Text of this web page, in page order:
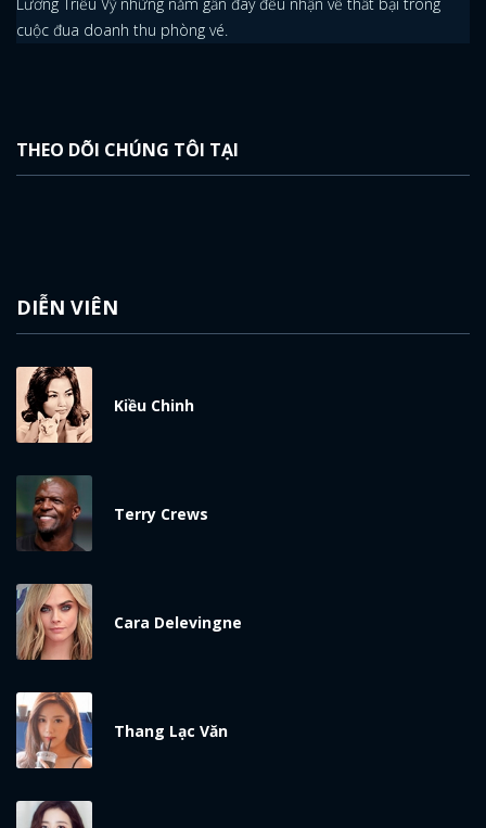
cuộc đua doanh thu phòng vé.
THEO DÕI CHÚNG TÔI TẠI
DIỄN VIÊN
Kiều Chinh
Terry Crews
Cara Delevingne
Thang Lạc Văn